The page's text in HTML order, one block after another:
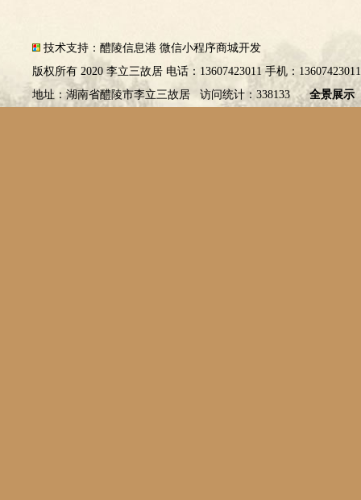
技术支持： 醴陵信息港 微信小程序商城开发
版权所有 2020 李立三故居 电话：13607423011 手机：
地址：湖南省醴陵市李立三故居 访问统计：338133 全景展示